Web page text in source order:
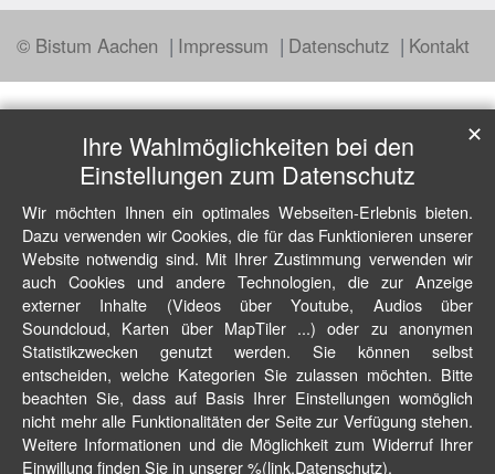
© Bistum Aachen Impressum Datenschutz Kontakt
Ihre Wahlmöglichkeiten bei den
Einstellungen zum Datenschutz
Wir möchten Ihnen ein optimales Webseiten-Erlebnis bieten.
Dazu verwenden wir Cookies, die für das Funktionieren unserer
Website notwendig sind. Mit Ihrer Zustimmung verwenden wir
auch Cookies und andere Technologien, die zur Anzeige
externer Inhalte (Videos über Youtube, Audios über
Soundcloud, Karten über MapTiler ...) oder zu anonymen
Statistikzwecken genutzt werden. Sie können selbst
entscheiden, welche Kategorien Sie zulassen möchten. Bitte
beachten Sie, dass auf Basis Ihrer Einstellungen womöglich
nicht mehr alle Funktionalitäten der Seite zur Verfügung stehen.
Weitere Informationen und die Möglichkeit zum Widerruf Ihrer
Einwillung finden Sie in unserer %(link.Datenschutz).
✕